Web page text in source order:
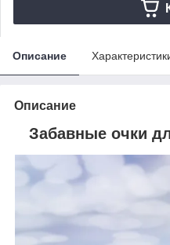
Описание
Описание
Забавные очки